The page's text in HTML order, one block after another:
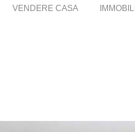
VENDERE CASA IMMOBILI